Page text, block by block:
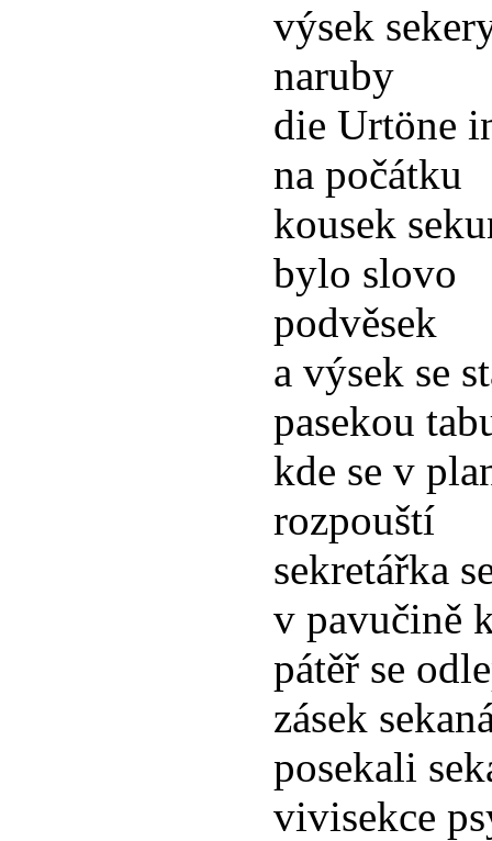
výsek
naruby
die Urtöne
na počátku
kousek
bylo slovo
podvěsek
a výsek se
pasekou
kde se v
rozpouští
sekretářka
v pavučině
pátěř se
zásek
posekali
vivisekce